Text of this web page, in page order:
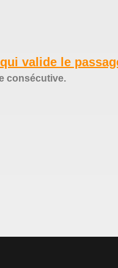
valide le
consécutive.